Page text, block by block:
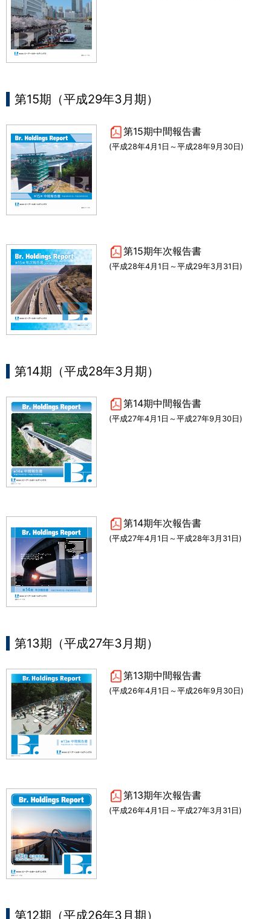
第15期（平成29年3月期）
第15期中間報告書
(平成28年4月1日～平成28年9月30日)
第15期年次報告書
(平成28年4月1日～平成29年3月31日)
第14期（平成28年3月期）
第14期中間報告書
(平成27年4月1日～平成27年9月30日)
第14期年次報告書
(平成27年4月1日～平成28年3月31日)
第13期（平成27年3月期）
第13期中間報告書
(平成26年4月1日～平成26年9月30日)
第13期年次報告書
(平成26年4月1日～平成27年3月31日)
第12期（平成26年3月期）